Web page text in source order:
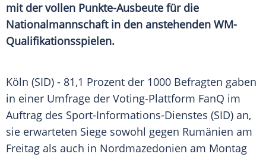
mit der vollen Punkte-Ausbeute für die
Nationalmannschaft in den anstehenden WM-
Qualifikationsspielen.
Köln (SID) - 81,1 Prozent der 1000 Befragten gaben
in einer Umfrage der Voting-Plattform FanQ im
Auftrag des Sport-Informations-Dienstes (SID) an,
sie erwarteten Siege sowohl gegen Rumänien am
Freitag als auch in Nordmazedonien am Montag